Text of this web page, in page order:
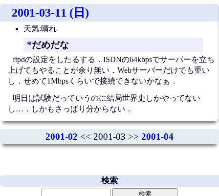
2001-03-11 (日)
天気:晴れ
*だめだな
ftpdの設定をしたるする．ISDNの64kbpsでサーバーを立ち
上げてもやることが余り無い．Webサーバーだけでも重い
し．せめて1Mbpsくらいで接続できないかなぁ．
明日は試験だっていうのに結局世界史しかやってない
し…．しかもさっぱり分からない．
2001-02 << 2001-03 >> 2001-04
検索